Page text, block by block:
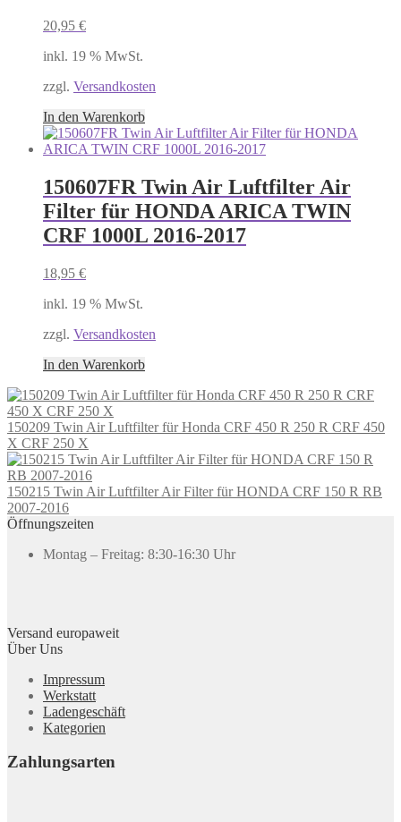
20,95 €
inkl. 19 % MwSt.
zzgl. Versandkosten
In den Warenkorb
150607FR Twin Air Luftfilter Air
Filter für HONDA ARICA TWIN
CRF 1000L 2016-2017
18,95 €
inkl. 19 % MwSt.
zzgl. Versandkosten
In den Warenkorb
150209 Twin Air Luftfilter für Honda CRF 450 R 250 R CRF 450
X CRF 250 X
150215 Twin Air Luftfilter Air Filter für HONDA CRF 150 R RB
2007-2016
Öffnungszeiten
Montag – Freitag: 8:30-16:30 Uhr
Versand europaweit
Über Uns
Impressum
Werkstatt
Ladengeschäft
Kategorien
Zahlungsarten